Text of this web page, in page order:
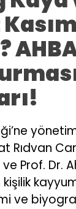
Rıdvan
Prof. Dr.
ve